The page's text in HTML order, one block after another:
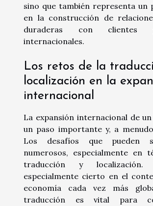
sino que también representa un
en la construcción de
duraderas con clientes
internacionales.
Los retos de la
localización en la
internacional
La expansión internacional de
un paso importante y, a
Los desafíos que pueden
numerosos, especialmente en
traducción y
especialmente cierto en el
economía cada vez más
traducción es vital para